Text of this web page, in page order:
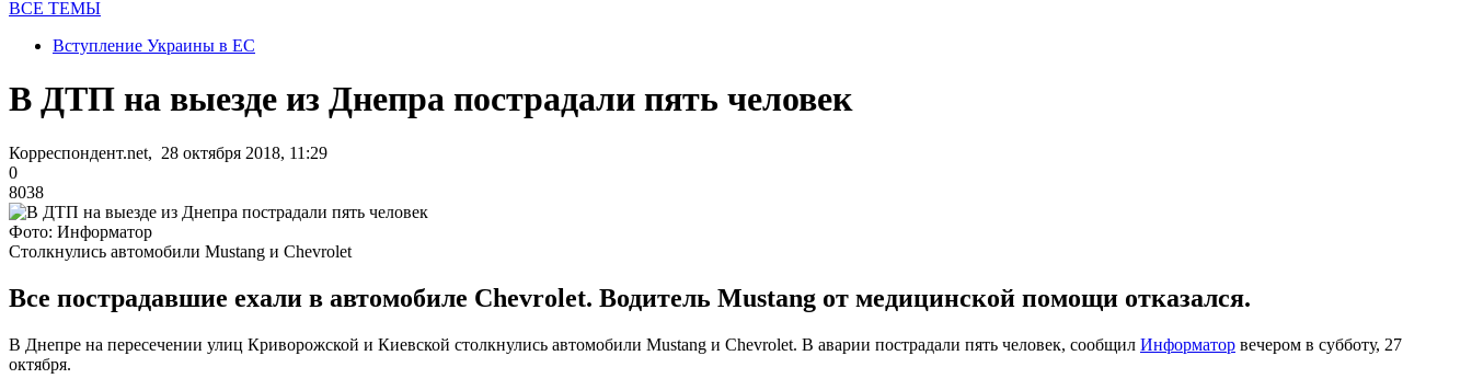
ВСЕ ТЕМЫ
Вступление Украины в ЕС
В ДТП на выезде из Днепра пострадали пять человек
Корреспондент.net, 28 октября 2018, 11:29
0
8038
Фото: Информатор
Столкнулись автомобили Mustang и Chevrolet
Все пострадавшие ехали в автомобиле Chevrolet. Водитель Mustang от медицинской помощи отказался.
В Днепре на пересечении улиц Криворожской и Киевской столкнулись автомобили Mustang и Chevrolet. В аварии пострадали пять человек, сообщил Информатор вечером в субботу, 27
октября.